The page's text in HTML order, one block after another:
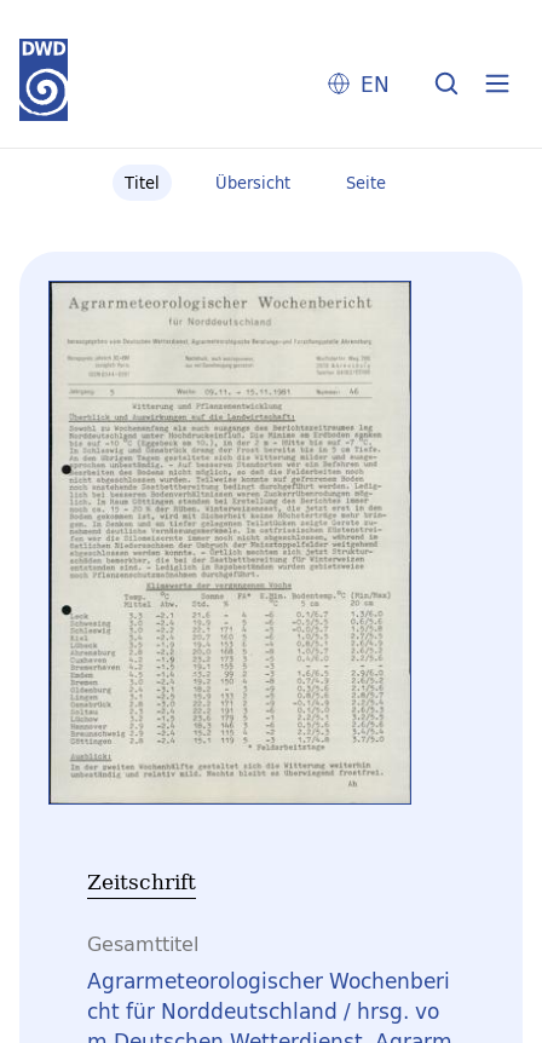
EN
Titel Übersicht Seite
Zeitschrift
Gesamttitel
Agrarmeteorologischer Wochenberi
cht für Norddeutschland / hrsg. vo